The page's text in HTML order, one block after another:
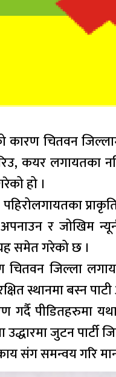
चितवन
कयर लगायतका
हो ।
र जोखिम
समेत गरेको छ ।
चितवन जिल्ला
स्थानमा बस्न
गर्दै पीडितहरुमा
उद्धारमा जुटन
संग समन्वय गरि